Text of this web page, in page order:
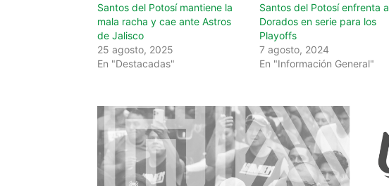
Santos del Potosí mantiene la
mala racha y cae ante Astros
de Jalisco
25 agosto, 2025
En "Destacadas"
Santos del Potosí enfrenta a
Dorados en serie para los
Playoffs
7 agosto, 2024
En "Información General"